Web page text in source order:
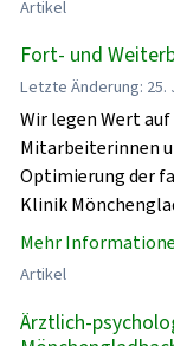
Artikel
Fort- und
Letzte Änderung: 25.
Wir legen Wert
Mitarbeiterinnen
Optimierung der
Klinik
Mehr
Artikel
Ärztlich-